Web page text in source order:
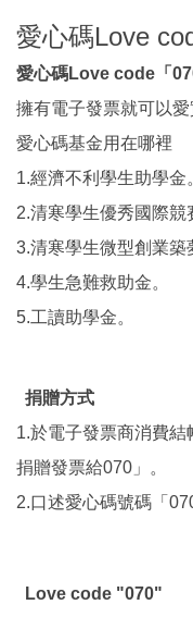
愛心碼Love
愛心碼Love code「
擁有電子發票就可以
愛心碼基金用在哪裡
1.經濟不利學生助學金
2.清寒學生優秀國際競
3.清寒學生微型創業築
4.學生急難救助金。
5.工讀助學金。
捐贈方式
1.於電子發票商消費
捐贈發票給070」。
2.口述愛心碼號碼「
Love code "070"